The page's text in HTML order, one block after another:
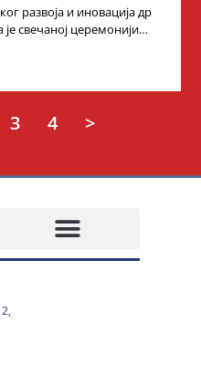
развоја и иновација др
је свечаној церемонији
3 4 >